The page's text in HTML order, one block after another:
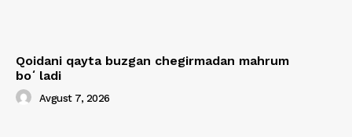
Qoidani qayta buzgan chegirmadan mahrum
boʻladi
Avgust 7, 2026